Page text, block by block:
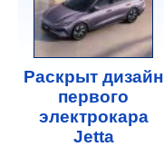
Раскрыт дизайн
первого
электрокара
Jetta